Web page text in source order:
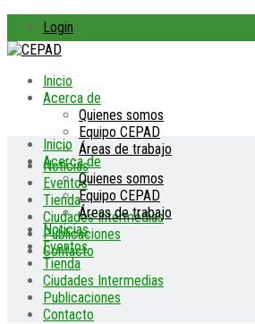
Login
Inicio
Acerca de
Quienes somos
Equipo CEPAD
Áreas de trabajo
Noticias
Eventos
Tienda
Ciudades Intermedias
Publicaciones
Contacto
Inicio
Acerca de
Quienes somos
Equipo CEPAD
Áreas de trabajo
Noticias
Eventos
Tienda
Ciudades Intermedias
Publicaciones
Contacto